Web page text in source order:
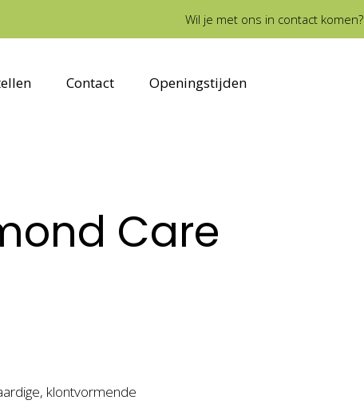
Wil je met ons in contact komen?
Contact Openingstijden
Care
klontvormende